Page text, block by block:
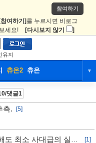
참여하기
[참여하기] 를 누르시면 비로그
세요! [다시보지 않기 ]
유지
츄온2 츄온 ▼
뮤니티
츄온2
댓글1
측.
[5]
도 최소 사대급의 실력
[1]